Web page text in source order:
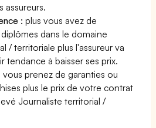
assureurs.
:plus vous avez de
dans le domaine
/ territoriale plus l'assureur va
tendance à baisser ses prix.
vous prenez de garanties ou
plus le prix de votre contrat
Journaliste territorial /